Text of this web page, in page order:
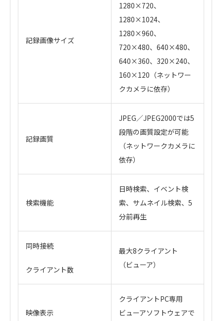
記録画像サイズ
1280×720、
1280×1024、
1280×960、
720×480、640×480、
640×360、320×240、
160×120（ネットワー
クカメラに依存）
記録画質
JPEG／JPEG2000では5
段階の画質設定が可能
（ネットワークカメラに
依存）
検索機能
日時検索、イベント検
索、サムネイル検索、5
分前再生
同時接続
クライアント数
最大8クライアント
（ビューア）
映像表示
クライアントPC専用
ビューアソフトウェアで